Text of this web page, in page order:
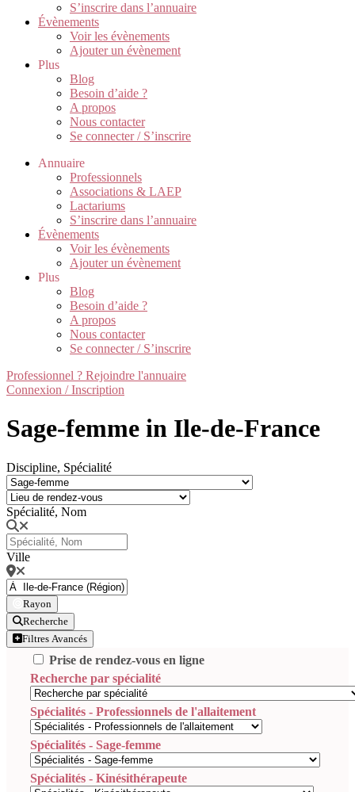
S’inscrire dans l’annuaire
Évènements
Voir les évènements
Ajouter un évènement
Plus
Blog
Besoin d’aide ?
A propos
Nous contacter
Se connecter / S’inscrire
Annuaire
Professionnels
Associations & LAEP
Lactariums
S’inscrire dans l’annuaire
Évènements
Voir les évènements
Ajouter un évènement
Plus
Blog
Besoin d’aide ?
A propos
Nous contacter
Se connecter / S’inscrire
Professionnel ? Rejoindre l'annuaire
Connexion / Inscription
Sage-femme in Ile-de-France
Discipline, Spécialité
Spécialité, Nom
Ville
Rayon
Recherche
Filtres Avancés
Prise de rendez-vous en ligne
Recherche par spécialité
Spécialités - Professionnels de l'allaitement
Spécialités - Sage-femme
Spécialités - Kinésithérapeute